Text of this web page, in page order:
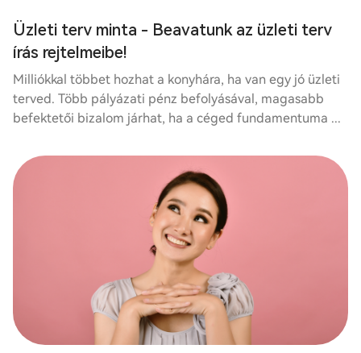
Üzleti terv minta - Beavatunk az üzleti terv
írás rejtelmeibe!
Milliókkal többet hozhat a konyhára, ha van egy jó üzleti
terved. Több pályázati pénz befolyásával, magasabb
befektetői bizalom járhat, ha a céged fundamentuma ...